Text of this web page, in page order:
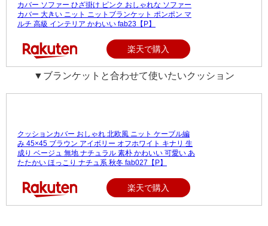
カバー ソファー ひざ掛け ピンク おしゃれな ソファー
カバー 大きい ニット ニットブランケット ポンポン マ
ルチ 高級 インテリア かわいい fab23【P】
楽天で購入
▼ブランケットと合わせて使いたいクッション
クッションカバー おしゃれ 北欧風 ニット ケーブル編
み 45×45 ブラウン アイボリー オフホワイト キナリ 生
成り ベージュ 無地 ナチュラル 素朴 かわいい 可愛い あ
たたかい ほっこり ナチュ系 秋冬 fab027【P】
楽天で購入